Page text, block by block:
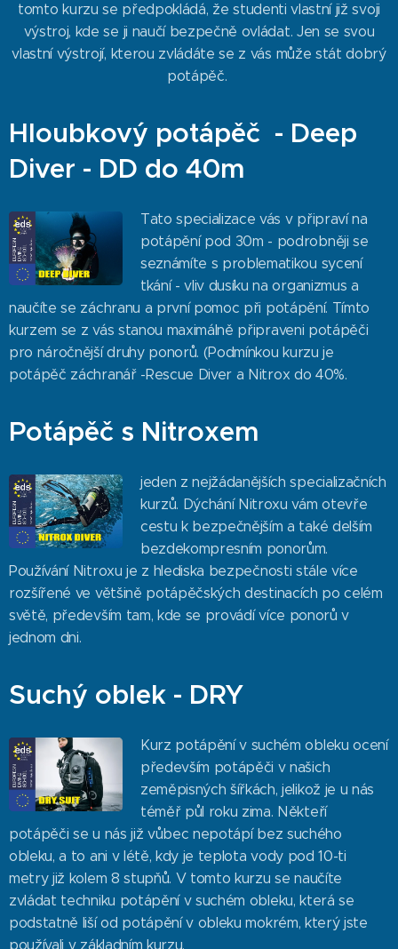
tomto kurzu se předpokládá, že studenti vlastní již svoji
výstroj, kde se ji naučí bezpečně ovládat. Jen se svou
vlastní výstrojí, kterou zvládáte se z vás může stát dobrý
potápěč.
Hloubkový potápěč - Deep
Diver - DD do 40m
Tato specializace vás v připraví na
potápění pod 30m - podrobněji se
seznámíte s problematikou sycení
tkání - vliv dusíku na organizmus a
naučíte se záchranu a první pomoc při potápění. Tímto
kurzem se z vás stanou maximálně připraveni potápěči
pro náročnější druhy ponorů. (Podmínkou kurzu je
potápěč záchranář -Rescue Diver a Nitrox do 40%.
Potápěč s Nitroxem
jeden z nejžádanějších specializačních
kurzů. Dýchání Nitroxu vám otevře
cestu k bezpečnějším a také delším
bezdekompresním ponorům.
Používání Nitroxu je z hlediska bezpečnosti stále více
rozšířené ve většině potápěčských destinacích po celém
světě, především tam, kde se provádí více ponorů v
jednom dni.
Suchý oblek - DRY
Kurz potápění v suchém obleku ocení
především potápěči v našich
zeměpisných šířkách, jelikož je u nás
téměř půl roku zima. Někteří
potápěči se u nás již vůbec nepotápí bez suchého
obleku, a to ani v létě, kdy je teplota vody pod 10-ti
metry již kolem 8 stupňů. V tomto kurzu se naučíte
zvládat techniku potápění v suchém obleku, která se
podstatně liší od potápění v obleku mokrém, který jste
používali v základním kurzu.